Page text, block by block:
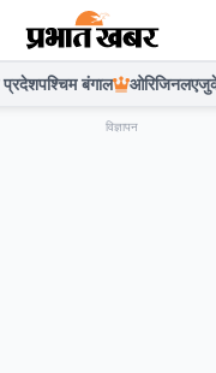
प्रदेशपश्चिम बंगाल ओरिजिनल
विज्ञापन